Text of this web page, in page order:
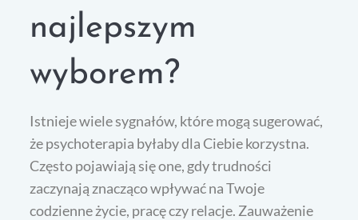
najlepszym
wyborem?
Istnieje wiele sygnałów, które mogą sugerować,
że psychoterapia byłaby dla Ciebie korzystna.
Często pojawiają się one, gdy trudności
zaczynają znacząco wpływać na Twoje
codzienne życie, pracę czy relacje. Zauważenie